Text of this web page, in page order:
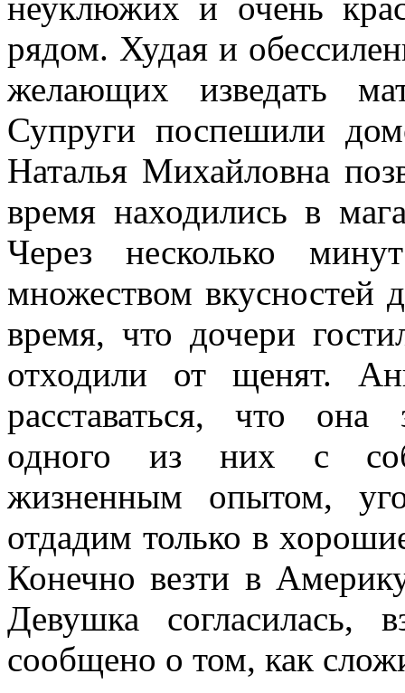
рядом. Худая и
желающих изведать
Супруги поспешили
Наталья Михайловна
время находились в
Через несколько
множеством вкусностей
время, что дочери
отходили от щенят.
расставаться, что она
одного из них с
жизненным опытом,
отдадим только в
Конечно везти в
Девушка согласилась,
сообщено о том, как